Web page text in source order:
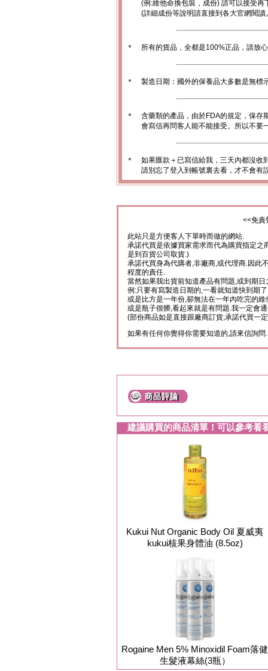
(例:維他命換包裝，成份) 請可以接受再
(詳細成份等說明請直接到各大官網閱讀
＊ 所有的貨品，全都是100%正品，請放
＊ 製造日期：國外的保養品大多數是無標
＊
含藥類的產品，由於FDA的規定，保存
會寫信再問客人能不能接受。所以不要
＊
如果匯款＋已寫信給我，三天內都沒收
請別忘了登入到帳號裏去看，才不會有
<<免責
此站只是方便客人下單時而做的網站.
承諾代買是依據買家需求而代為購買指定之
是到百貨公司取貨.)
承諾代買身為代購者,非廠商,或代理商.因此
程度的責任.
當然如果我出貨前知道產品有問題,或到期
例:只要有寫製造日期的,一看就知道快到期
或是比方是一年份,卻無法在一年內吃完的維
或是瓶子很髒,看起來就是有問題.我一定會
(部份商品如是直接跟廠商訂貨,承諾代買一
如果有任何你覺得你需要知道的,請來信詢問.
建議購買的商品清單！可以參考看
Kukui Nut Organic Body Oil 夏威夷
kukui核果身體油 (8.5oz)
Rogaine Men 5% Minoxidil Foam落健
生髮液幕絲(3瓶）